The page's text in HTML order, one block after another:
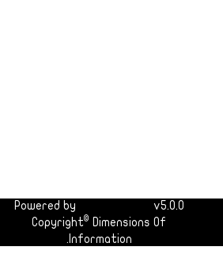
Powered by
v5.0.0
Copyright© Dimensions Of
Information.